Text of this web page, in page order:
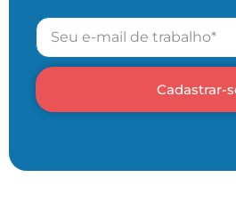
Cadastrar-